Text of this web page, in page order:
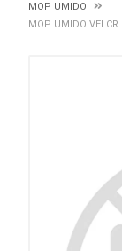
MOP UMIDO
MOP UMIDO